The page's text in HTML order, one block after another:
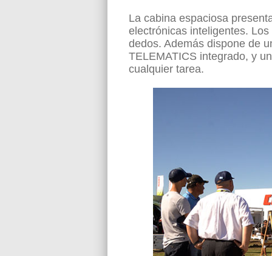
La cabina espaciosa
electrónicas inteligentes.
dedos. Además dispone de
TELEMATICS integrado, y
cualquier tarea.